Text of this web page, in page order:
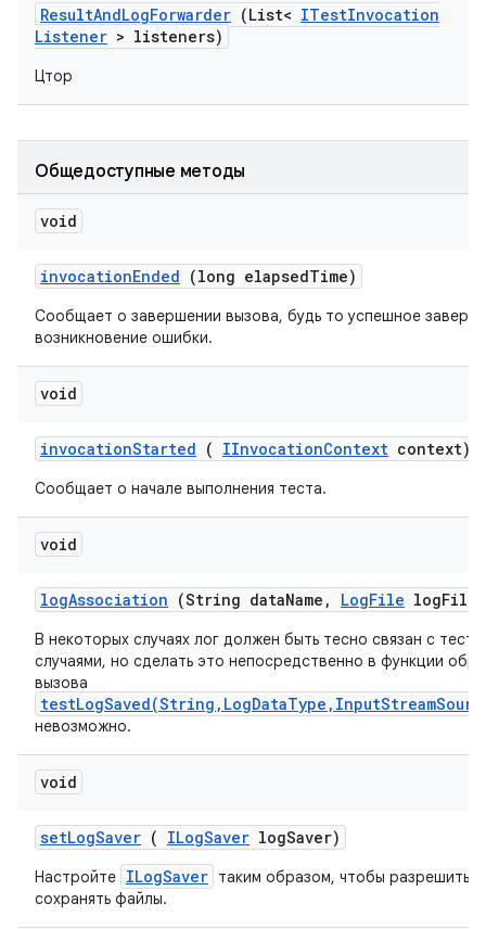
ResultAndLogForwarder (List< ITestInvocation
Listener > listeners)
Цтор
Общедоступные методы
void
invocationEnded (long elapsedTime)
Сообщает о завершении вызова, будь то успешное
возникновение ошибки.
void
invocationStarted ( IInvocationContext context)
Сообщает о начале выполнения теста.
void
logAssociation (String dataName , LogFile logFile)
В некоторых случаях лог должен быть тесно связан с
случаями, но сделать это непосредственно в функции
вызова
невозможно.
void
setLogSaver ( ILogSaver logSaver)
Настройте ILogSaver таким образом, чтобы разрешить
сохранять файлы.